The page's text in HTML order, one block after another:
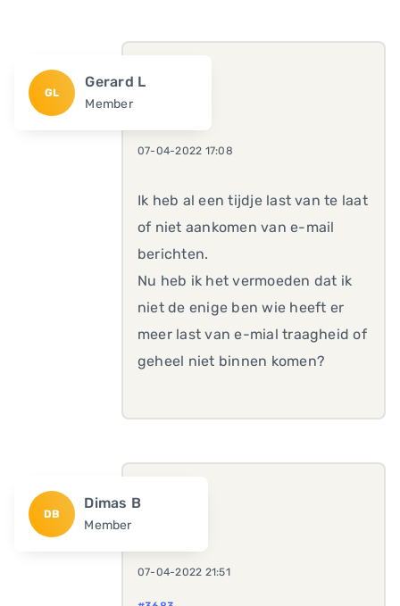
GL
Gerard L
Member
07-04-2022 17:08
Ik heb al een tijdje last van te laat
of niet aankomen van e-mail
berichten.
Nu heb ik het vermoeden dat ik
niet de enige ben wie heeft er
meer last van e-mial traagheid of
geheel niet binnen komen?
DB
Dimas B
Member
07-04-2022 21:51